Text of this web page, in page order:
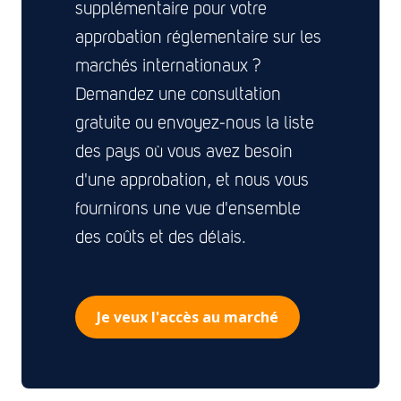
supplémentaire pour votre
approbation réglementaire sur les
marchés internationaux ?
Demandez une consultation
gratuite ou envoyez-nous la liste
des pays où vous avez besoin
d'une approbation, et nous vous
fournirons une vue d'ensemble
des coûts et des délais.
Je veux l'accès au marché